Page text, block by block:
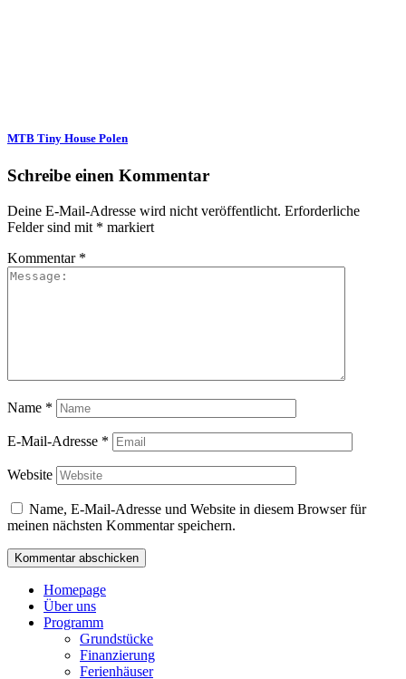
MTB Tiny House Polen
Schreibe einen Kommentar
Deine E-Mail-Adresse wird nicht veröffentlicht. Erforderliche
Felder sind mit * markiert
Kommentar *
Name *
E-Mail-Adresse *
Website
Name, E-Mail-Adresse und Website in diesem Browser für
meinen nächsten Kommentar speichern.
Homepage
Über uns
Programm
Grundstücke
Finanzierung
Ferienhäuser